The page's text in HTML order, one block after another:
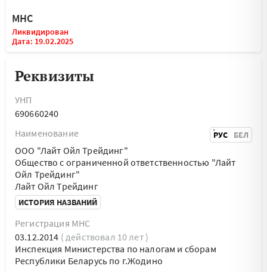
МНС
Ликвидирован
Дата: 19.02.2025
Реквизиты
УНП
690660240
Наименование
РУС БЕЛ
ООО "Лайт Ойл Трейдинг"
Общество с ограниченной ответственностью "Лайт
Ойл Трейдинг"
Лайт Ойл Трейдинг
ИСТОРИЯ НАЗВАНИЙ
Регистрация МНС
03.12.2014 ( действовал 10 лет )
Инспекция Министерства по налогам и сборам
Республики Беларусь по г.Жодино